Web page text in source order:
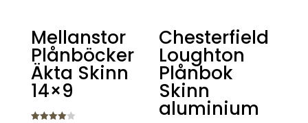
Mellanstor
Plånböcker
Äkta Skinn
14×9
Chesterfield
Loughton
Plånbok
Skinn
aluminium